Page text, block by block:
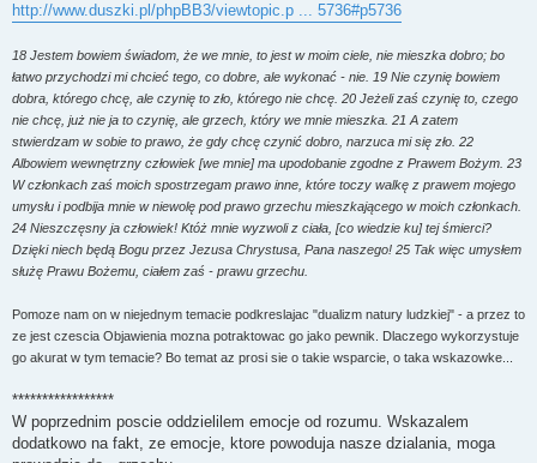
c
t
n
y
o
s
t
http://www.duszki.pl/phpBB3/viewtopic.p ... 5736#p5736
18 Jestem bowiem świadom, że we mnie, to jest w moim ciele, nie mieszka dobro; bo
łatwo przychodzi mi chcieć tego, co dobre, ale wykonać - nie. 19 Nie czynię bowiem
dobra, którego chcę, ale czynię to zło, którego nie chcę. 20 Jeżeli zaś czynię to, czego
nie chcę, już nie ja to czynię, ale grzech, który we mnie mieszka. 21 A zatem
stwierdzam w sobie to prawo, że gdy chcę czynić dobro, narzuca mi się zło. 22
Albowiem wewnętrzny człowiek [we mnie] ma upodobanie zgodne z Prawem Bożym. 23
W członkach zaś moich spostrzegam prawo inne, które toczy walkę z prawem mojego
umysłu i podbija mnie w niewolę pod prawo grzechu mieszkającego w moich członkach.
24 Nieszczęsny ja człowiek! Któż mnie wyzwoli z ciała, [co wiedzie ku] tej śmierci?
Dzięki niech będą Bogu przez Jezusa Chrystusa, Pana naszego! 25 Tak więc umysłem
służę Prawu Bożemu, ciałem zaś - prawu grzechu.
Pomoze nam on w niejednym temacie podkreslajac "dualizm natury ludzkiej" - a przez to
ze jest czescia Objawienia mozna potraktowac go jako pewnik. Dlaczego wykorzystuje
go akurat w tym temacie? Bo temat az prosi sie o takie wsparcie, o taka wskazowke...
*****************
W poprzednim poscie oddzielilem emocje od rozumu. Wskazalem
dodatkowo na fakt, ze emocje, ktore powoduja nasze dzialania, moga